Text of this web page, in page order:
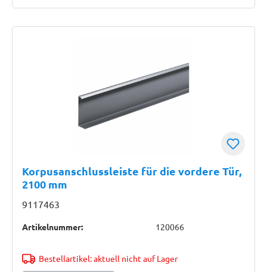
Korpusanschlussleiste für die vordere Tür,
2100 mm
9117463
Artikelnummer: 120066
Bestellartikel: aktuell nicht auf Lager